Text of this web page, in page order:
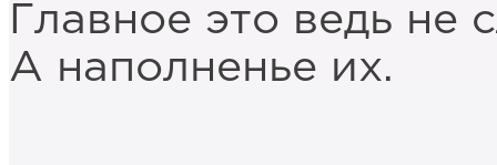
Главное это ведь не
А наполненье их.